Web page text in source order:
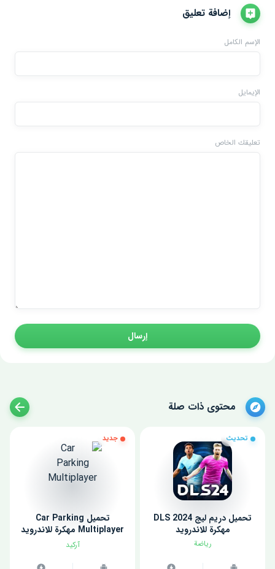
إضافة تعليق
الإسم الكامل
الإيمايل
تعليقك الخاص
إرسال
محتوى ذات صلة
تحديث
تحميل دريم ليج 2024 DLS
مهكرة للاندرويد
رياضة
جديد
تحميل Car Parking
Multiplayer مهكرة للاندرويد
اخر اصدار
آركيد